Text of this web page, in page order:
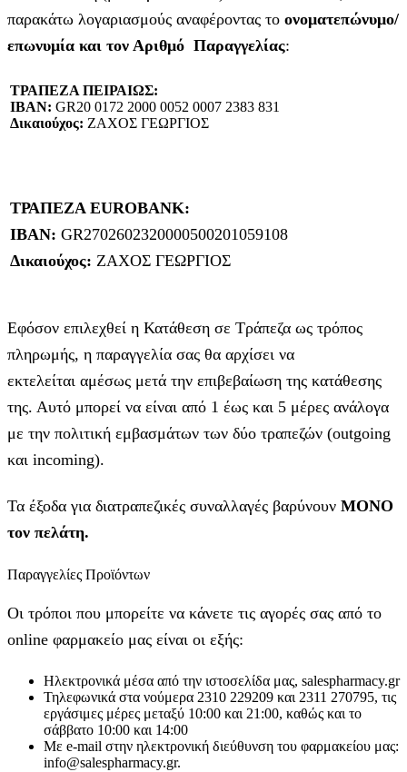
παρακάτω λογαριασμούς αναφέροντας το ονοματεπώνυμο/
επωνυμία και τον Αριθμό Παραγγελίας:
ΤΡΑΠΕΖΑ ΠΕΙΡΑΙΩΣ:
IBAN: GR20 0172 2000 0052 0007 2383 831
Δικαιούχος: ΖΑΧΟΣ ΓΕΩΡΓΙΟΣ
ΤΡΑΠΕΖΑ EUROBANK:
IBAN: GR2702602320000500201059108
Δικαιούχος: ΖΑΧΟΣ ΓΕΩΡΓΙΟΣ
Εφόσον επιλεχθεί η Κατάθεση σε Τράπεζα ως τρόπος
πληρωμής, η παραγγελία σας θα αρχίσει να
εκτελείται αμέσως μετά την επιβεβαίωση της κατάθεσης
της. Αυτό μπορεί να είναι από 1 έως και 5 μέρες ανάλογα
με την πολιτική εμβασμάτων των δύο τραπεζών (outgoing
και incoming).
Τα έξοδα για διατραπεζικές συναλλαγές βαρύνουν MONO
τον πελάτη.
Παραγγελίες Προϊόντων
Οι τρόποι που μπορείτε να κάνετε τις αγορές σας από το
online φαρμακείο μας είναι οι εξής:
Ηλεκτρονικά μέσα από την ιστοσελίδα μας, salespharmacy.gr
Τηλεφωνικά στα νούμερα 2310 229209 και 2311 270795, τις
εργάσιμες μέρες μεταξύ 10:00 και 21:00, καθώς και το
σάββατο 10:00 και 14:00
Με e-mail στην ηλεκτρονική διεύθυνση του φαρμακείου μας:
info@salespharmacy.gr.